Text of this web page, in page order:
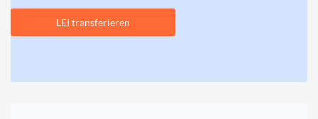
LEI transferieren